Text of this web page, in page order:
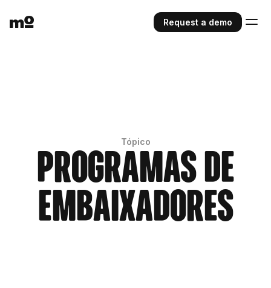
Request a demo
Tópico
Programas de
Embaixadores